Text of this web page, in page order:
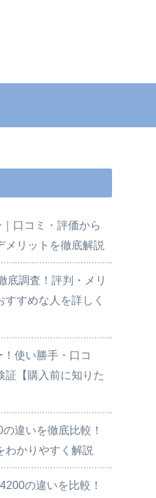
口コミ・評価から
メリットを徹底解説
底調査！評判・メリ
すめな人を詳しく
使い勝手・口コ
証【購入前に知りた
違いを徹底比較！
わかりやすく解説
の違いを比較！